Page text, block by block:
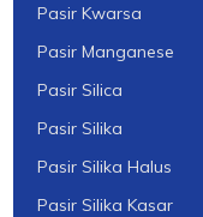
Pasir Kwarsa
Pasir Manganese
Pasir Silica
Pasir Silika
Pasir Silika Halus
Pasir Silika Kasar